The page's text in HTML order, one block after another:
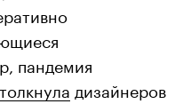
пандемия
дизайнеров